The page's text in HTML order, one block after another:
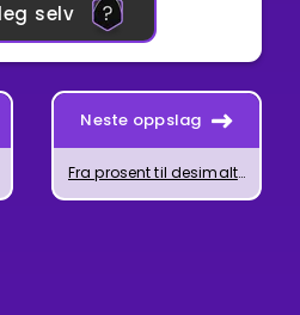
selv
Neste oppslag
Fra prosent til desimaltall og tilbake